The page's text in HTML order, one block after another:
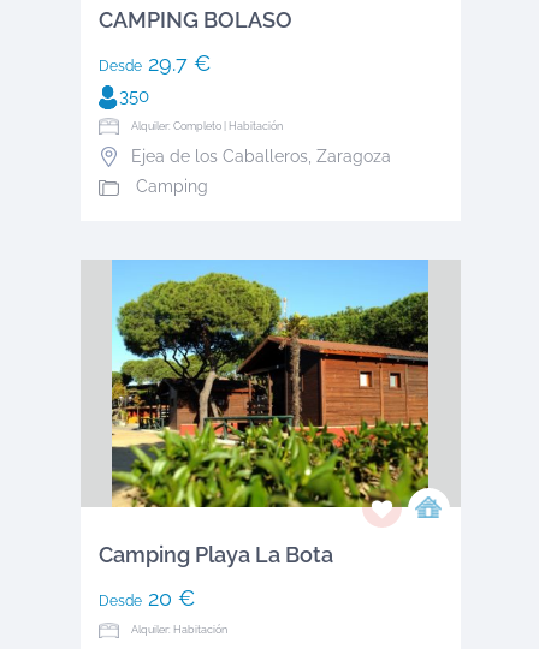
CAMPING BOLASO
Desde29.7 €
350
Alquiler: Completo | Habitación
Ejea de los Caballeros, Zaragoza
Camping
Camping Playa La Bota
Desde20 €
Alquiler: Habitación